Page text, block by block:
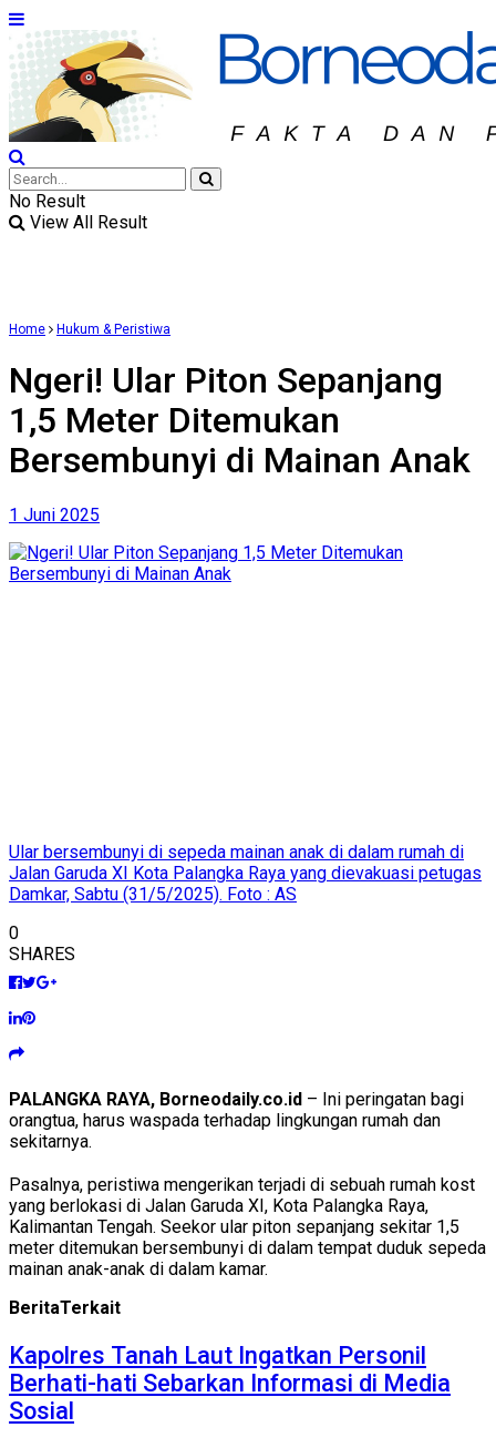
No Result
View All Result
Home Hukum & Peristiwa
Ngeri! Ular Piton Sepanjang
1,5 Meter Ditemukan
Bersembunyi di Mainan Anak
1 Juni 2025
Ular bersembunyi di sepeda mainan anak di dalam rumah di
Jalan Garuda XI Kota Palangka Raya yang dievakuasi petugas
Damkar, Sabtu (31/5/2025). Foto : AS
0
SHARES
PALANGKA RAYA, Borneodaily.co.id – Ini peringatan bagi
orangtua, harus waspada terhadap lingkungan rumah dan
sekitarnya.
Pasalnya, peristiwa mengerikan terjadi di sebuah rumah kost
yang berlokasi di Jalan Garuda XI, Kota Palangka Raya,
Kalimantan Tengah. Seekor ular piton sepanjang sekitar 1,5
meter ditemukan bersembunyi di dalam tempat duduk sepeda
mainan anak-anak di dalam kamar.
BeritaTerkait
Kapolres Tanah Laut Ingatkan Personil
Berhati-hati Sebarkan Informasi di Media
Sosial